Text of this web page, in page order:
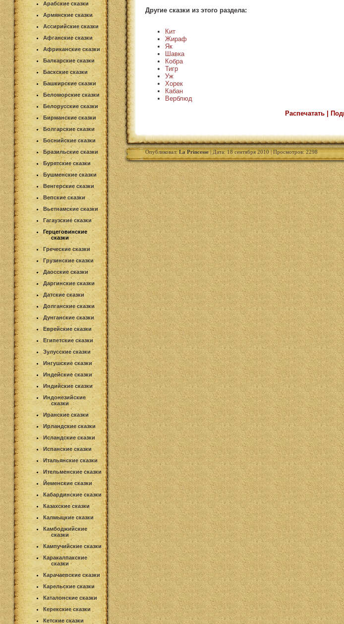
Арабские сказки
Армянские сказки
Ассирийские сказки
Афганские сказки
Африканские сказки
Балкарские сказки
Баскские сказки
Башкирские сказки
Беломорские сказки
Белорусские сказки
Бирманские сказки
Болгарские сказки
Боснийские сказки
Бразильские сказки
Бурятские сказки
Бушменские сказки
Венгерские сказки
Вепские сказки
Вьетнамские сказки
Гагаузские сказки
Герцеговинские
сказки
Греческие сказки
Грузинские сказки
Даосские сказки
Даргинские сказки
Датские сказки
Долганские сказки
Дунганские сказки
Еврейские сказки
Египетские сказки
Зулусские сказки
Ингушские сказки
Индейские сказки
Индийские сказки
Индонезийские
сказки
Иранские сказки
Ирландские сказки
Исландские сказки
Испанские сказки
Итальянские сказки
Ительменские сказки
Йеменские сказки
Кабардинские сказки
Казахские сказки
Калмыцкие сказки
Камбоджийские
сказки
Кампучийские сказки
Каракалпакские
сказки
Карачаевские сказки
Карельские сказки
Каталонские сказки
Керекские сказки
Кетские сказки
Другие сказки из этого раздела:
Кит
Жираф
Як
Шавка
Кобра
Тигр
Уж
Хорек
Кабан
Верблюд
Распечатать |
Опубликовал:La Princesse| Дата: 18 сентября 2010 | Просмотров: 2298